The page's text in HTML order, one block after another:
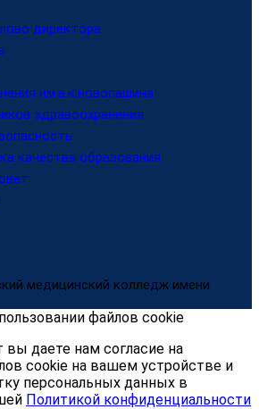
директора
им.а.к.новопашина
здравоохранения
качества образования
медицинский колледж имени
файлов cookie
вы даете нам согласие на
cookie на вашем устройстве и
персональных данных в
Политикой конфиденциальности